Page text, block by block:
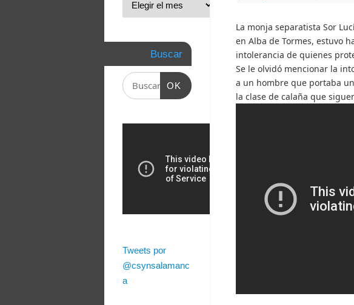
La monja separatista Sor
en Alba de Tormes, estuvo
intolerancia de quienes
Se le olvidó mencionar la
a un hombre que portaba
la clase de calaña que
Buscar
OK
Tweets por
@csynsalamanc
a